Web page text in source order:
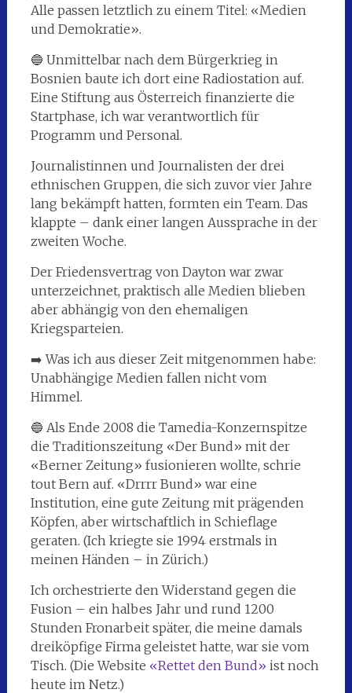
Alle passen letztlich zu einem Titel: «Medien
und Demokratie».
🔵 Unmittelbar nach dem Bürgerkrieg in
Bosnien baute ich dort eine Radiostation auf.
Eine Stiftung aus Österreich finanzierte die
Startphase, ich war verantwortlich für
Programm und Personal.
Journalistinnen und Journalisten der drei
ethnischen Gruppen, die sich zuvor vier Jahre
lang bekämpft hatten, formten ein Team. Das
klappte – dank einer langen Aussprache in der
zweiten Woche.
Der Friedensvertrag von Dayton war zwar
unterzeichnet, praktisch alle Medien blieben
aber abhängig von den ehemaligen
Kriegsparteien.
➡️ Was ich aus dieser Zeit mitgenommen habe:
Unabhängige Medien fallen nicht vom
Himmel.
🔵 Als Ende 2008 die Tamedia-Konzernspitze
die Traditionszeitung «Der Bund» mit der
«Berner Zeitung» fusionieren wollte, schrie
tout Bern auf. «Drrrr Bund» war eine
Institution, eine gute Zeitung mit prägenden
Köpfen, aber wirtschaftlich in Schieflage
geraten. (Ich kriegte sie 1994 erstmals in
meinen Händen – in Zürich.)
Ich orchestrierte den Widerstand gegen die
Fusion – ein halbes Jahr und rund 1200
Stunden Fronarbeit später, die meine damals
dreiköpfige Firma geleistet hatte, war sie vom
Tisch. (Die Website «Rettet den Bund» ist noch
heute im Netz.)